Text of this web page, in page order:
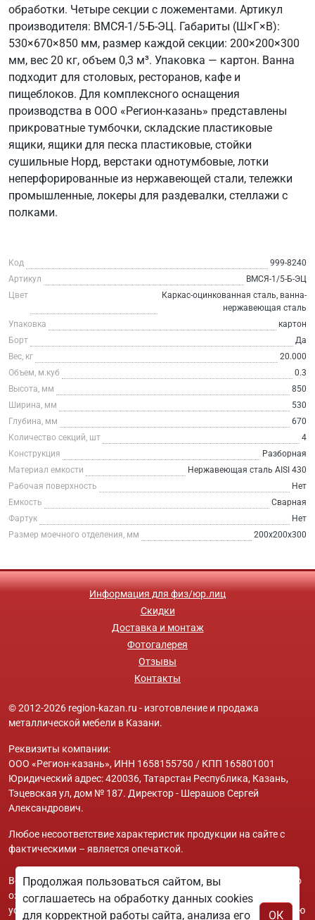
обработки. Четыре секции с ложементами. Артикул
производителя: ВМСЯ-1/5-Б-ЭЦ. Габариты (Ш×Г×В):
530×670×850 мм, размер каждой секции: 200×200×300
мм, вес 20 кг, объем 0,3 м³. Упаковка — картон. Ванна
подходит для столовых, ресторанов, кафе и
пищеблоков. Для комплексного оснащения
производства в ООО «Регион-казань» представлены
прикроватные тумбочки, складские пластиковые
ящики, ящики для песка пластиковые, стойки
сушильные Норд, верстаки однотумбовые, лотки
неперфорированные из нержавеющей стали, тележки
промышленные, локеры для раздевалки, стеллажи с
полками.
Код
999-8240
Артикул
ВМСЯ-1/5-Б-ЭЦ
Цвет
Каркас-оцинкованная сталь, ванна-
нержавеющая сталь
Упаковка
картон
Борт
Да
Вес, кг
20.000
Объем, м.куб
0.3
Высота, мм
850
Ширина, мм
530
Глубина, мм
670
Количество секций, шт
4
Конструкция
Разборная
Материал емкости
Нержавеющая сталь AISI 430
Рабочая поверхность
Нет
Емкость
Сварная
Фартук
Нет
Размер моечного отделения, мм
200х200х300
Информация для физ/юр.лиц
Скидки
Доставка и монтаж
Фотогалерея
Отзывы
Контакты
© 2012-2026 region-kazan.ru - изготовление и продажа
металлической мебели в Казани.
Реквизиты компании:
ООО «Регион-казань», ИНН 1658155750 / КПП 165801001
Юридический адрес: 420036, Татарстан Республика, Казань,
Тэцевская ул, дом № 187. Директор - Шерашов Сергей
Александрович.
Любое несоответствие характеристик продукции на сайте с
фактическими – является опечаткой.
Вся информация на сайте region-kazan.ru носит исключительно
ознакомительный и справочный характер и ни при каких
условиях не является публичной офертой. Всю дополнительную
Продолжая пользоваться сайтом, вы
соглашаетесь на обработку данных cookies
для корректной работы сайта, анализа его
ОК